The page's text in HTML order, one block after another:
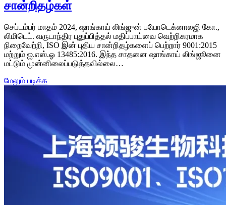
சான்றிதழ்கள்
செப்டம்பர் மாதம் 2024, ஷாங்காய் லிங்ஜுன் பயோடெக்னாலஜி கோ.,
லிமிடெட். வருடாந்திர புதுப்பித்தல் மதிப்பாய்வை வெற்றிகரமாக
நிறைவேற்றி, ISO இன் புதிய சான்றிதழ்களைப் பெற்றார் 9001:2015
மற்றும் ஐ.எஸ்.ஓ 13485:2016. இந்த சாதனை ஷாங்காய் லிங்ஜூனை
மட்டும் முன்னிலைப்படுத்தவில்லை…
மேலும் படிக்க